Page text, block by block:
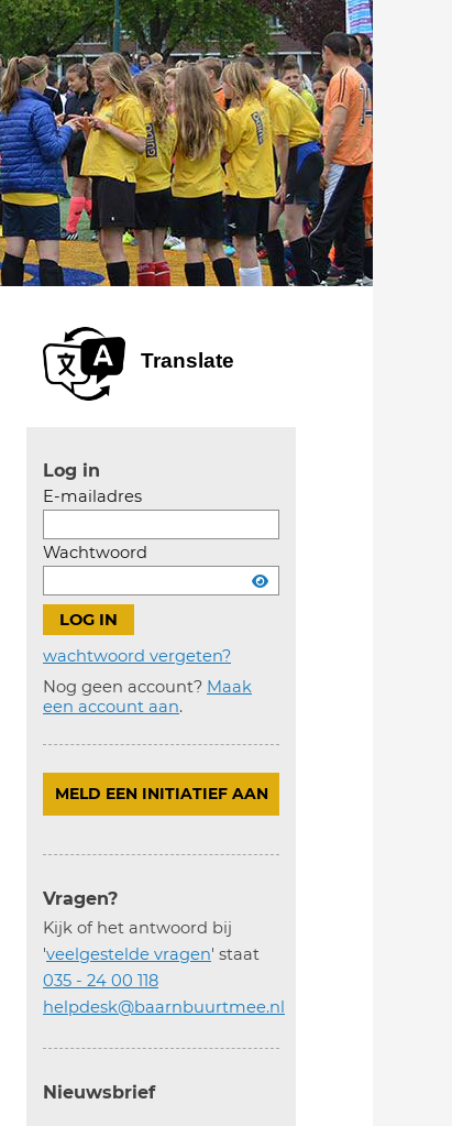
Translate
Log in
E-mailadres
Wachtwoord
wachtwoord vergeten?
Nog geen account? Maak
een account aan.
MELD EEN INITIATIEF AAN
Vragen?
Kijk of het antwoord bij
'veelgestelde vragen' staat
035 - 24 00 118
helpdesk@baarnbuurtmee.nl
Nieuwsbrief